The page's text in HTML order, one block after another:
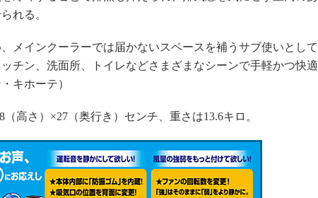
れる。
メインクーラーでは届かないスペースを補うサブ使いとして
チン、洗面所、トイレなどさまざまなシーンで手軽かつ快適
キホーテ）
高さ）×27（奥行き）センチ、重さは13.6キロ。